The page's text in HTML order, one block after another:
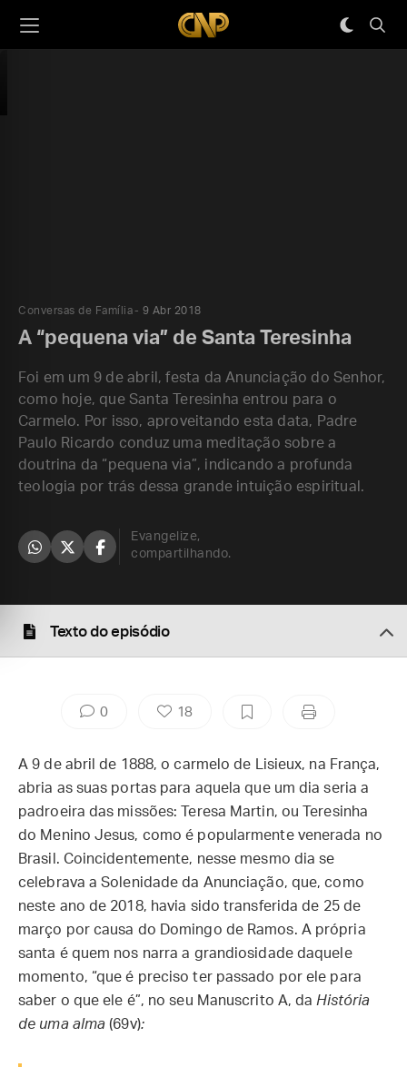
Conversas de Família 9 Abr 2018
A “pequena via” de Santa Teresinha
Foi em um 9 de abril, festa da Anunciação do Senhor,
como hoje, que Santa Teresinha entrou para o
Carmelo. Por isso, aproveitando esta data, Padre
Paulo Ricardo conduz uma meditação sobre a
doutrina da “pequena via”, indicando a profunda
teologia por trás dessa grande intuição espiritual.
Evangelize,
compartilhando.
Texto do episódio
0 18
A 9 de abril de 1888, o carmelo de Lisieux, na França,
abria as suas portas para aquela que um dia seria a
padroeira das missões: Teresa Martin, ou Teresinha
do Menino Jesus, como é popularmente venerada no
Brasil. Coincidentemente, nesse mesmo dia se
celebrava a Solenidade da Anunciação, que, como
neste ano de 2018, havia sido transferida de 25 de
março por causa do Domingo de Ramos. A própria
santa é quem nos narra a grandiosidade daquele
momento, “que é preciso ter passado por ele para
saber o que ele é”, no seu Manuscrito A, da História
de uma alma(69v):